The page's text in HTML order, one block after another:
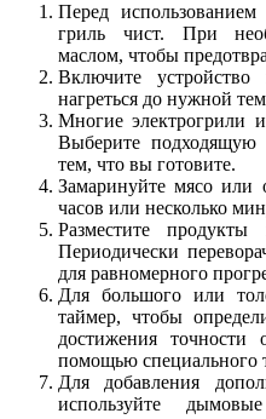
Перед использованием
гриль чист. При
маслом, чтобы
Включите
нагреться до нужной
Многие электрогрили
Выберите подходящую
тем, что вы готовите.
Замаринуйте мясо или
часов или несколько
Разместите
Периодически
для равномерного
Для большого или
таймер, чтобы
достижения точности
помощью специального
Для добавления
используйте